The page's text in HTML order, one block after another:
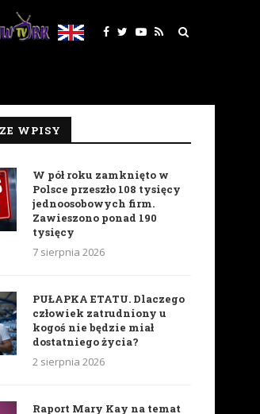
WPISY
W pół roku zamknięto w
Polsce przeszło 108 tysięcy
jednoosobowych firm.
Zawieszono ponad 190
tysięcy
7 sierpnia 2026
PUŁAPKA ETATU. Dlaczego
człowiek zatrudniony u
kogoś nie będzie miał
dostatniego życia?
2 sierpnia 2026
Raport Mary Kay na temat